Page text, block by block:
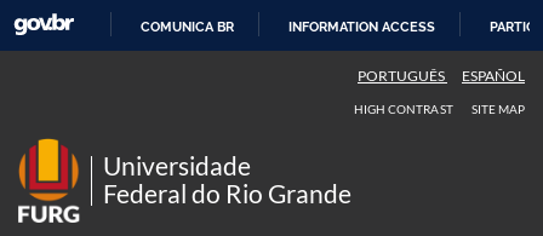
COMUNICA BR INFORMATION ACCESS
PORTUGUÊS ESPAÑOL
HIGH CONTRAST SITE MAP
Universidade
Federal do Rio Grande